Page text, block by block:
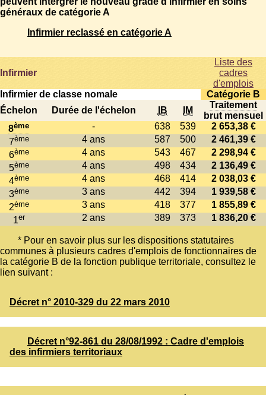
généraux de catégorie A
Infirmier reclassé en catégorie A
Infirmier
Liste des
cadres
d'emplois
Infirmier de classe nomale
Catégorie B
Échelon
Durée de l'échelon IB IM
Traitement
brut mensuel
8ème - 638 539
2 653,38 €
7ème 4 ans 587 500
2 461,39 €
6ème 4 ans 543 467
2 298,94 €
5ème 4 ans 498 434
2 136,49 €
4ème 4 ans 468 414
2 038,03 €
3ème 3 ans 442 394
1 939,58 €
2ème 3 ans 418 377
1 855,89 €
1er 2 ans 389 373 1 836,20 €
* Pour en savoir plus sur les dispositions statutaires
communes à plusieurs cadres d'emplois de fonctionnaires de
la catégorie B de la fonction publique territoriale, consultez le
lien suivant :
Décret n° 2010-329 du 22 mars 2010
Décret n°92-861 du 28/08/1992 : Cadre d'emplois
des infirmiers territoriaux